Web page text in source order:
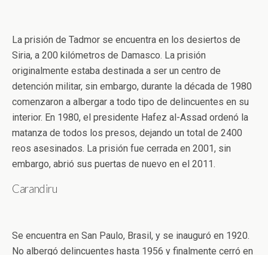
La prisión de Tadmor se encuentra en los desiertos de
Siria, a 200 kilómetros de Damasco. La prisión
originalmente estaba destinada a ser un centro de
detención militar, sin embargo, durante la década de 1980
comenzaron a albergar a todo tipo de delincuentes en su
interior. En 1980, el presidente Hafez al-Assad ordenó la
matanza de todos los presos, dejando un total de 2400
reos asesinados. La prisión fue cerrada en 2001, sin
embargo, abrió sus puertas de nuevo en el 2011.
Carandiru
Se encuentra en San Paulo, Brasil, y se inauguró en 1920.
No albergó delincuentes hasta 1956 y finalmente cerró en